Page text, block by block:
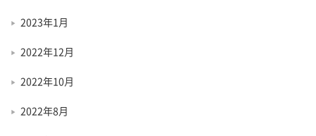
2023年1月
2022年12月
2022年10月
2022年8月